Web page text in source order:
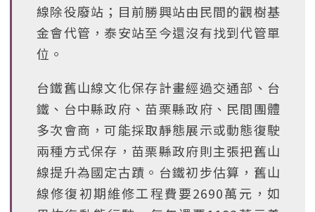
線除役廢站；目前勝興站由民間的觀樹基
金會代管，泰安站至今還沒有找到代管單
位。
台鐵舊山線文化保存計畫經過交通部、台
鐵、台中縣政府、苗栗縣政府、民間團體
多次會商，可能採取靜態展示或動態復駛
兩種方式保存，苗栗縣政府則主張把舊山
線提升為國定古蹟。台鐵初步估算，舊山
線修復初期維修工程費要2690萬元，如